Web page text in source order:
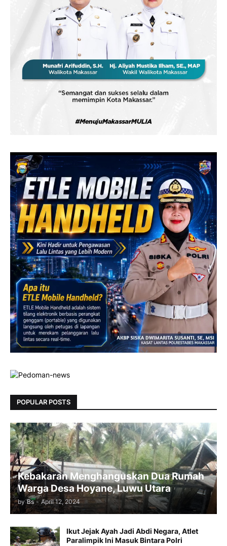
POPULAR POSTS
Kebakaran Menghanguskan Dua Rumah
Warga Desa Hoyane, Luwu Utara
by Bs - April 12, 2024
Ikut Jejak Ayah Jadi Abdi Negara, Atlet
Paralimpik Ini Masuk Bintara Polri